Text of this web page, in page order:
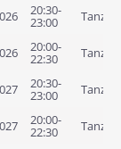
20:30-
23:00
20:00-
22:30
20:30-
23:00
20:00-
22:30